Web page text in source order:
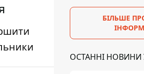
БІЛЬШЕ
ОСТАННІ НОВИНИ